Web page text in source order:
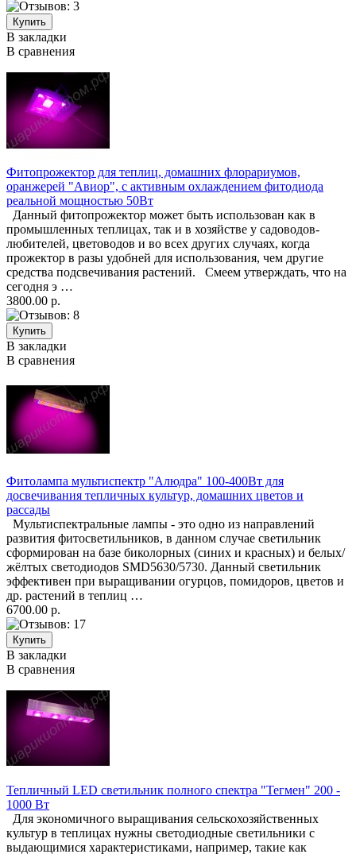
В закладки
В сравнения
Фитопрожектор для теплиц, домашних флорариумов,
оранжерей "Авиор", с активным охлаждением фитодиода
реальной мощностью 50Вт
Данный фитопрожектор может быть использован как в
промышленных теплицах, так и в хозяйстве у садоводов-
любителей, цветоводов и во всех других случаях, когда
прожектор в разы удобней для использования, чем другие
средства подсвечивания растений. Смеем утверждать, что на
сегодня э …
3800.00 р.
В закладки
В сравнения
Фитолампа мультиспектр "Алюдра" 100-400Вт для
досвечивания тепличных культур, домашних цветов и
рассады
Мультиспектральные лампы - это одно из направлений
развития фитосветильников, в данном случае светильник
сформирован на базе биколорных (синих и красных) и белых/
жёлтых светодиодов SMD5630/5730. Данный светильник
эффективен при выращивании огурцов, помидоров, цветов и
др. растений в теплиц …
6700.00 р.
В закладки
В сравнения
Тепличный LED светильник полного спектра "Тегмен" 200 -
1000 Вт
Для экономичного выращивания сельскохозяйственных
культур в теплицах нужны светодиодные светильники с
выдающимися характеристиками, например, такие как